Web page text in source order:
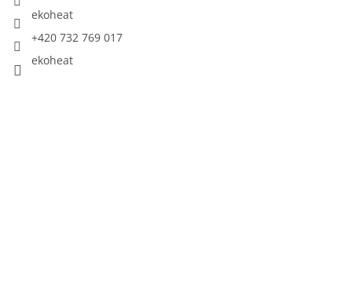
ekoheat
+420 732 769 017
ekoheat